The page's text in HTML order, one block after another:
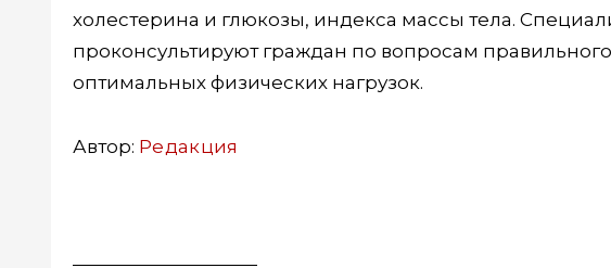
холестерина и глюкозы, индекса массы тела.
проконсультируют граждан по вопросам
оптимальных физических нагрузок.
Автор: Редакция